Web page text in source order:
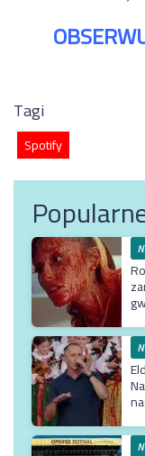
Tagi
Spotify